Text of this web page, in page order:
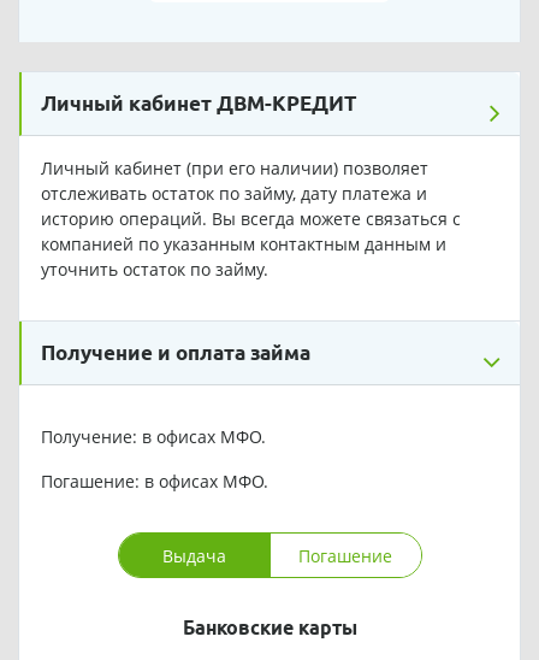
Личный кабинет ДВМ-КРЕДИТ
Личный кабинет (при его наличии) позволяет
отслеживать остаток по займу, дату платежа и
историю операций. Вы всегда можете связаться с
компанией по указанным контактным данным и
уточнить остаток по займу.
Получение и оплата займа
Получение: в офисах МФО.
Погашение: в офисах МФО.
Выдача Погашение
Банковские карты